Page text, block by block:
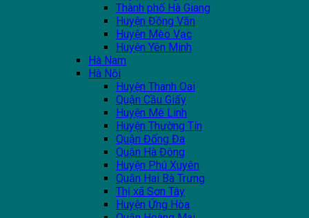
Thành phố Hà Giang
Huyện Đồng Văn
Huyện Mèo Vạc
Huyện Yên Minh
Hà Nam
Hà Nội
Huyện Thanh Oai
Quận Cầu Giấy
Huyện Mê Linh
Huyện Thường Tín
Quận Đống Đa
Quận Hà Đông
Huyện Phú Xuyên
Quận Hai Bà Trưng
Thị xã Sơn Tây
Huyện Ứng Hòa